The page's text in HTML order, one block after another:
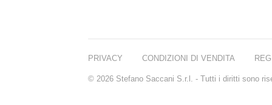
PRIVACY CONDIZIONI DI VENDITA
© 2026 Stefano Saccani S.r.l. - Tutti i diritti sono